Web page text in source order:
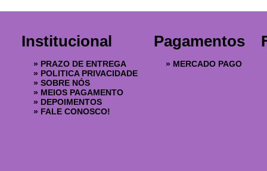
Institucional
» PRAZO DE ENTREGA
» POLITICA PRIVACIDADE
» SOBRE NÓS
» MEIOS PAGAMENTO
» DEPOIMENTOS
» FALE CONOSCO!
Pagamentos
» MERCADO PAGO